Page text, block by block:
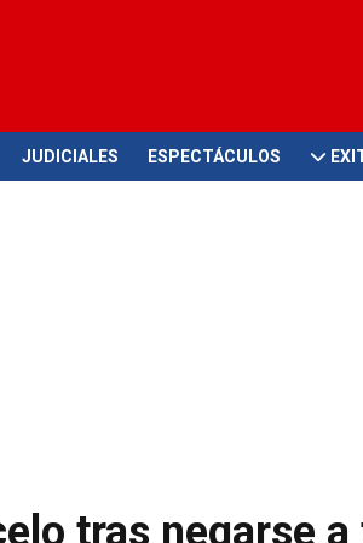
JUDICIALES ESPECTÁCULOS
tras negarse a